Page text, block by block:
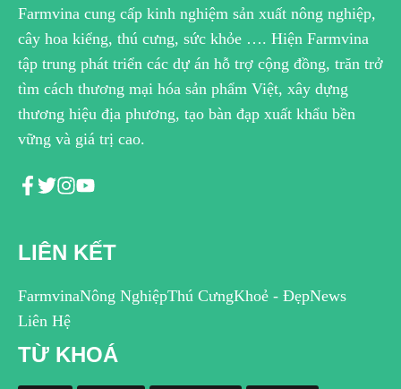
Farmvina cung cấp kinh nghiệm sản xuất nông nghiệp,
cây hoa kiểng, thú cưng, sức khỏe …. Hiện Farmvina
tập trung phát triển các dự án hỗ trợ cộng đồng, trăn trở
tìm cách thương mại hóa sản phẩm Việt, xây dựng
thương hiệu địa phương, tạo bàn đạp xuất khẩu bền
vững và giá trị cao.
LIÊN KẾT
FarmvinaNông NghiệpThú CưngKhoẻ - ĐẹpNews
Liên Hệ
TỪ KHOÁ